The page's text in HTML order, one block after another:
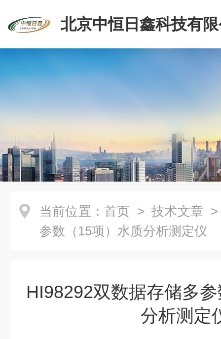
北京中恒日鑫科技有
当前位置： 首页 > 技术文章 >
参数（15项）水质分析测定仪
HI98292双数据存储多
分析测定